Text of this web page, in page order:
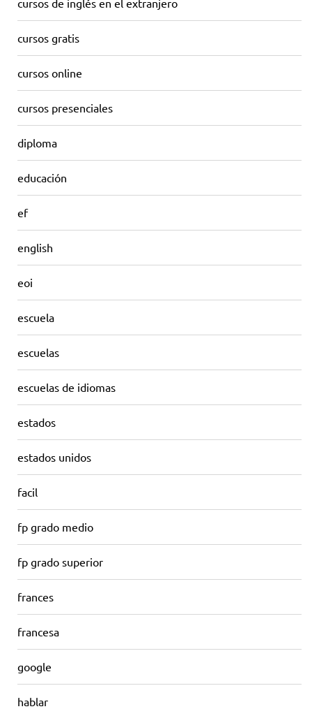
cursos gratis
cursos online
cursos presenciales
diploma
educación
ef
english
eoi
escuela
escuelas
escuelas de idiomas
estados
estados unidos
facil
fp grado medio
fp grado superior
frances
francesa
google
hablar